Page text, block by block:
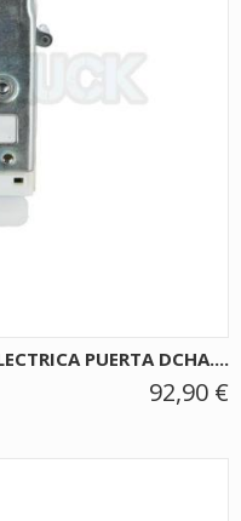
PUERTA DCHA....
92,90 €